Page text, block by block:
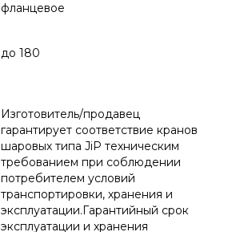
фланцевое
до 180
Изготовитель/продавец
гарантирует соответствие кранов
шаровых типа JiP техническим
требованием при соблюдении
потребителем условий
транспортировки, хранения и
эксплуатации.Гарантийный срок
эксплуатации и хранения